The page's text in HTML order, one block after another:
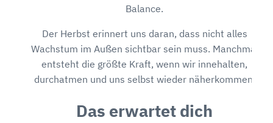
Balance.
Der Herbst erinnert uns daran, dass nicht alles
Wachstum im Außen sichtbar sein muss. Manchmal
entsteht die größte Kraft, wenn wir innehalten,
durchatmen und uns selbst wieder näherkommen.
Das erwartet dich